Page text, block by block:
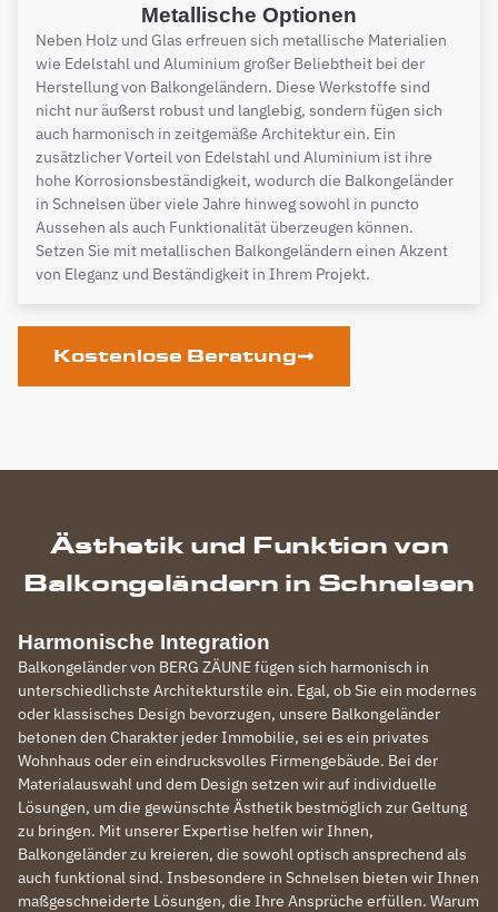
Metallische Optionen
Neben Holz und Glas erfreuen sich metallische Materialien
wie Edelstahl und Aluminium großer Beliebtheit bei der
Herstellung von Balkongeländern. Diese Werkstoffe sind
nicht nur äußerst robust und langlebig, sondern fügen sich
auch harmonisch in zeitgemäße Architektur ein. Ein
zusätzlicher Vorteil von Edelstahl und Aluminium ist ihre
hohe Korrosionsbeständigkeit, wodurch die Balkongeländer
in Schnelsen über viele Jahre hinweg sowohl in puncto
Aussehen als auch Funktionalität überzeugen können.
Setzen Sie mit metallischen Balkongeländern einen Akzent
von Eleganz und Beständigkeit in Ihrem Projekt.
Kostenlose Beratung
Ästhetik und Funktion von
Balkongeländern in Schnelsen
Harmonische Integration
Balkongeländer von BERG ZÄUNE fügen sich harmonisch in
unterschiedlichste Architekturstile ein. Egal, ob Sie ein modernes
oder klassisches Design bevorzugen, unsere Balkongeländer
betonen den Charakter jeder Immobilie, sei es ein privates
Wohnhaus oder ein eindrucksvolles Firmengebäude. Bei der
Materialauswahl und dem Design setzen wir auf individuelle
Lösungen, um die gewünschte Ästhetik bestmöglich zur Geltung
zu bringen. Mit unserer Expertise helfen wir Ihnen,
Balkongeländer zu kreieren, die sowohl optisch ansprechend als
auch funktional sind. Insbesondere in Schnelsen bieten wir Ihnen
maßgeschneiderte Lösungen, die Ihre Ansprüche erfüllen. Warum